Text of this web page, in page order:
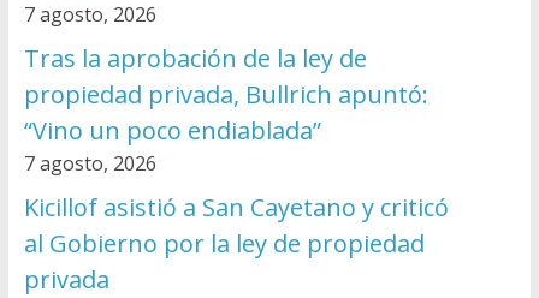
7 agosto, 2026
Tras la aprobación de la ley de
propiedad privada, Bullrich apuntó:
“Vino un poco endiablada”
7 agosto, 2026
Kicillof asistió a San Cayetano y criticó
al Gobierno por la ley de propiedad
privada